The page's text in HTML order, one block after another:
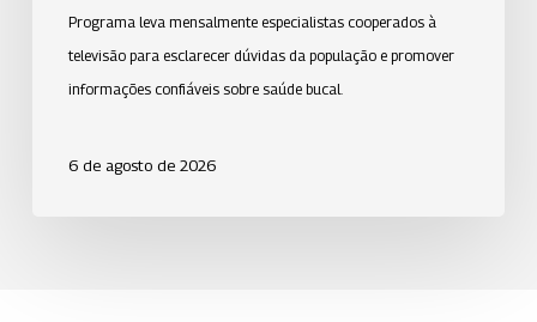
Programa leva mensalmente especialistas cooperados à
televisão para esclarecer dúvidas da população e promover
informações confiáveis sobre saúde bucal.
6 de agosto de 2026